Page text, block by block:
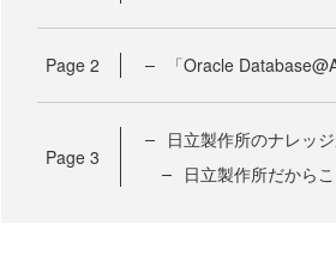
Page 2 「Oracle
Page 3
日立製作所のナレッ
日立製作所だから